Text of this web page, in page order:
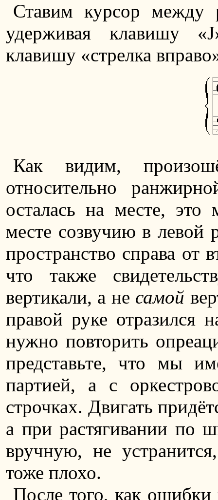
Ставим курсор между
удерживая клавишу
клавишу «стрелка
Как видим,
относительно
осталась на месте,
месте созвучию в левой
пространство справа от
что также
вертикали, а не самой
правой руке отразился
нужно повторить
представьте, что мы
партией, а с
строчках. Двигать
а при растягивании по
вручную, не
тоже плохо.
После того, как ошибки